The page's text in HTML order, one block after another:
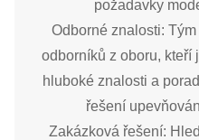
požadavky
Odborné znalosti:
odborníků z oboru, kteří
hluboké znalosti a
řešení
Zakázková řešení: